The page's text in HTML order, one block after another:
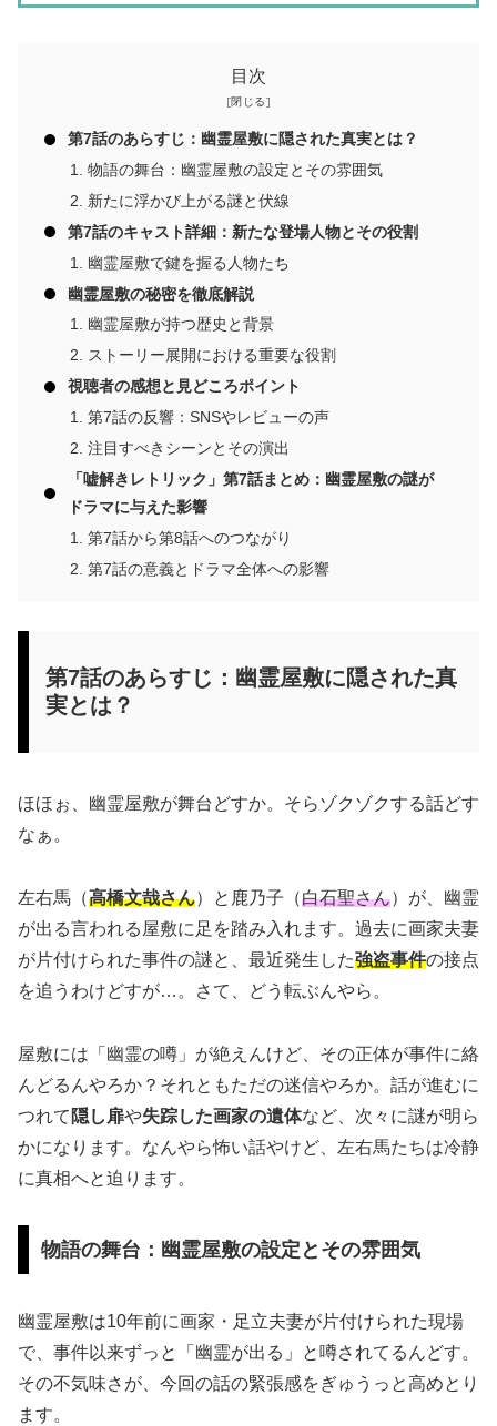
目次
第7話のあらすじ：幽霊屋敷に隠された真実とは？
物語の舞台：幽霊屋敷の設定とその雰囲気
新たに浮かび上がる謎と伏線
第7話のキャスト詳細：新たな登場人物とその役割
幽霊屋敷で鍵を握る人物たち
幽霊屋敷の秘密を徹底解説
幽霊屋敷が持つ歴史と背景
ストーリー展開における重要な役割
視聴者の感想と見どころポイント
第7話の反響：SNSやレビューの声
注目すべきシーンとその演出
「嘘解きレトリック」第7話まとめ：幽霊屋敷の謎が
ドラマに与えた影響
第7話から第8話へのつながり
第7話の意義とドラマ全体への影響
第7話のあらすじ：幽霊屋敷に隠された真
実とは？
ほほぉ、幽霊屋敷が舞台どすか。そらゾクゾクする話どす
なぁ。
左右馬（高橋文哉さん）と鹿乃子（白石聖さん）が、幽霊
が出る言われる屋敷に足を踏み入れます。過去に画家夫妻
が片付けられた事件の謎と、最近発生した強盗事件の接点
を追うわけどすが…。さて、どう転ぶんやら。
屋敷には「幽霊の噂」が絶えんけど、その正体が事件に絡
んどるんやろか？それともただの迷信やろか。話が進むに
つれて 隠し扉や失踪した画家の遺体など、次々に謎が明ら
かになります。なんやら怖い話やけど、左右馬たちは冷静
に真相へと迫ります。
物語の舞台：幽霊屋敷の設定とその雰囲気
幽霊屋敷は10年前に画家・足立夫妻が片付けられた現場
で、事件以来ずっと「幽霊が出る」と噂されてるんどす。
その不気味さが、今回の話の緊張感をぎゅうっと高めとり
ます。